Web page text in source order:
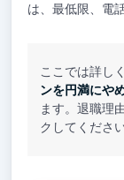
は、最低限、電
ここでは詳し
ンを円満にや
ます。退職理
クしてくださ